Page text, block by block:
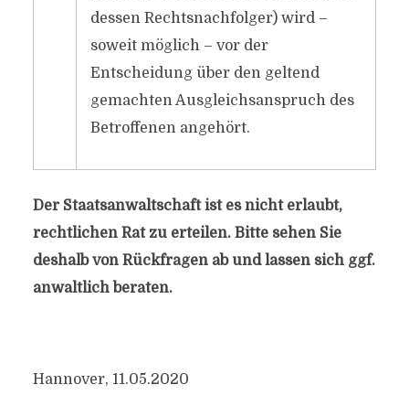
dessen Rechtsnachfolger) wird –
soweit möglich – vor der
Entscheidung über den geltend
gemachten Ausgleichsanspruch des
Betroffenen angehört.
Der Staatsanwaltschaft ist es nicht erlaubt,
rechtlichen Rat zu erteilen. Bitte sehen Sie
deshalb von Rückfragen ab und lassen sich ggf.
anwaltlich beraten.
Hannover, 11.05.2020